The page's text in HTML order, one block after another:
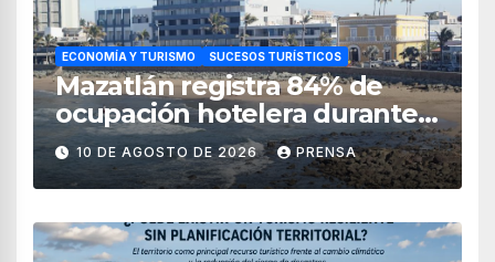
ECONOMÍA Y TURISMO SUCESOS TURÍSTICOS
Mazatlán registra 84% de
ocupación hotelera durante
el verano 2026
10 DE AGOSTO DE 2026 PRENSA